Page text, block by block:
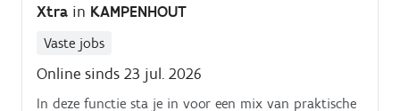
Xtra in KAMPENHOUT
Vaste jobs
Online sinds 23 jul. 2026
In deze functie sta je in voor een mix van praktische